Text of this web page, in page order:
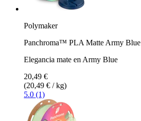
Polymaker
Panchroma™ PLA Matte Army Blue
Elegancia mate en Army Blue
20,49 €
(20,49 € / kg)
5.0 (1)